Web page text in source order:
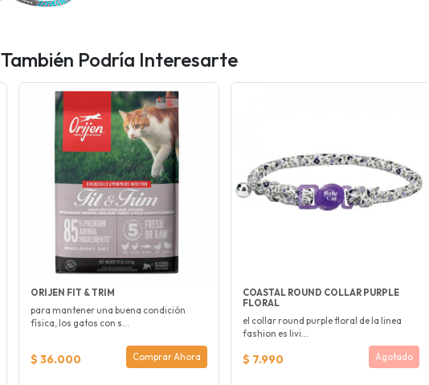
También Podría Interesarte
ORIJEN FIT & TRIM
para mantener una buena condición
física, los gatos con s...
$ 36.000 Comprar Ahora
COASTAL ROUND COLLAR PURPLE
FLORAL
el collar round purple floral de la linea
fashion es livi...
$ 7.990 Agotado